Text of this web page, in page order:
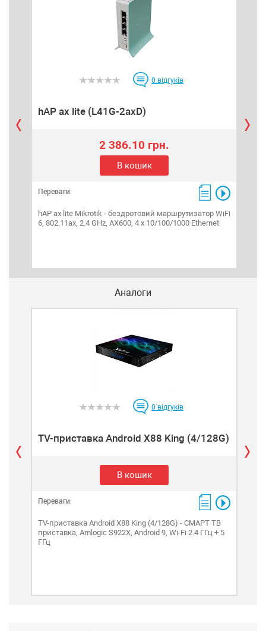
0 відгуків
hAP ax lite (L41G-2axD)
2 386.10 грн.
В кошик
Переваги:
hAP ax lite Mikrotik - бездротовий маршрутизатор WiFi
6, 802.11ax, 2.4 GHz, AX600, 4 x 10/100/1000 Ethernet
Аналоги
0 відгуків
TV-приставка Android X88 King (4/128G)
В кошик
Переваги:
TV-приставка Android X88 King (4/128G) - СМАРТ ТВ
приставка, Amlogic S922X, Android 9, Wi-Fi 2.4 ГГц + 5
ГГц